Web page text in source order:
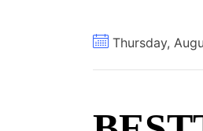
Thursday,